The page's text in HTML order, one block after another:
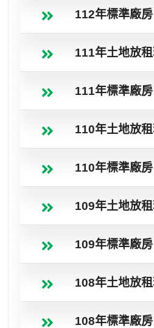
112年標準廠
111年土地放
111年標準廠
110年土地放
110年標準廠
109年土地放
109年標準廠
108年土地放
108年標準廠